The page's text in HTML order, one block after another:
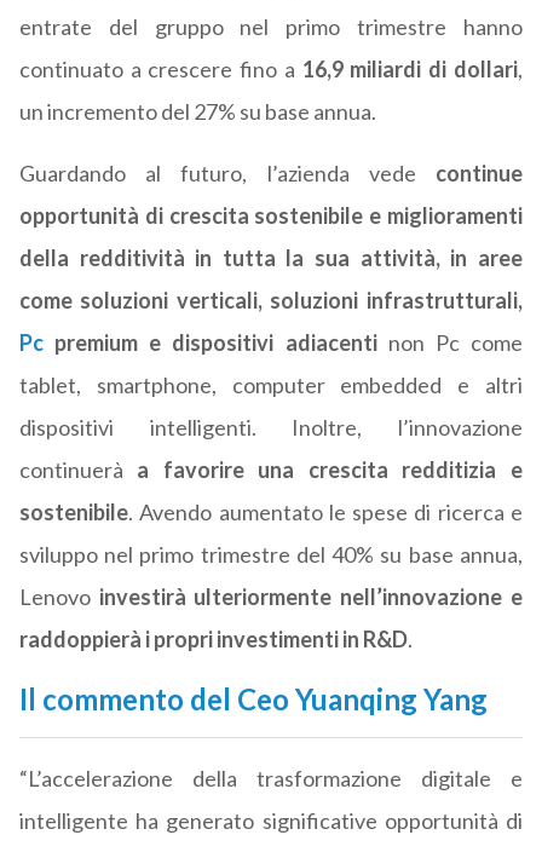
entrate del gruppo nel primo trimestre hanno
continuato a crescere fino a 16,9 miliardi di dollari,
un incremento del 27% su base annua.
Guardando al futuro, l’azienda vede continue
opportunità di crescita sostenibile e miglioramenti
della redditività in tutta la sua attività, in aree
come soluzioni verticali, soluzioni infrastrutturali,
Pcpremium e dispositivi adiacentinon Pc come
tablet, smartphone, computer embedded e altri
dispositivi intelligenti. Inoltre, l’innovazione
continuerà a favorire una crescita redditizia e
sostenibile. Avendo aumentato le spese di ricerca e
sviluppo nel primo trimestre del 40% su base annua,
Lenovo investirà ulteriormente nell’innovazione e
raddoppierà i propri investimenti in R&D.
Il commento del Ceo Yuanqing Yang
“L’accelerazione della trasformazione digitale e
intelligente ha generato significative opportunità di